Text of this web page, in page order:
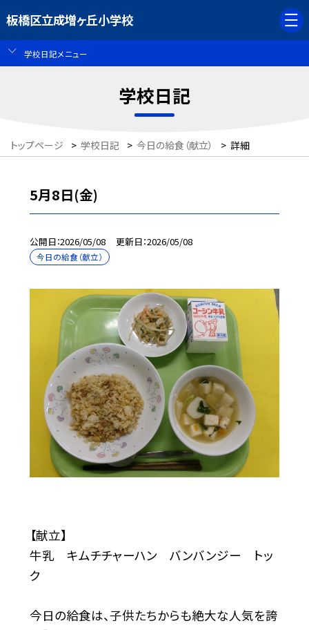
板橋区立成増ヶ丘小学校
学校日記メニュー
学校日記
トップページ > 学校日記 > 今日の給食（献立） > 詳細
5月8日(金)
公開日 2026/05/08 更新日 2026/05/08
今日の給食（献立）
【献立】
牛乳 キムチチャーハン バンバンジー トッ
ク
今日の給食は、子供たちからも絶大な人気を誇